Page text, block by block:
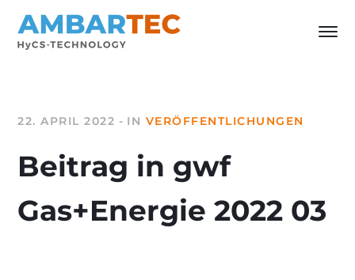
22. APRIL 2022 IN VERÖFFENTLICHUNGEN
Beitrag in gwf
Gas+Energie 2022 03